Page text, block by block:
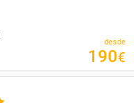
desde
190€